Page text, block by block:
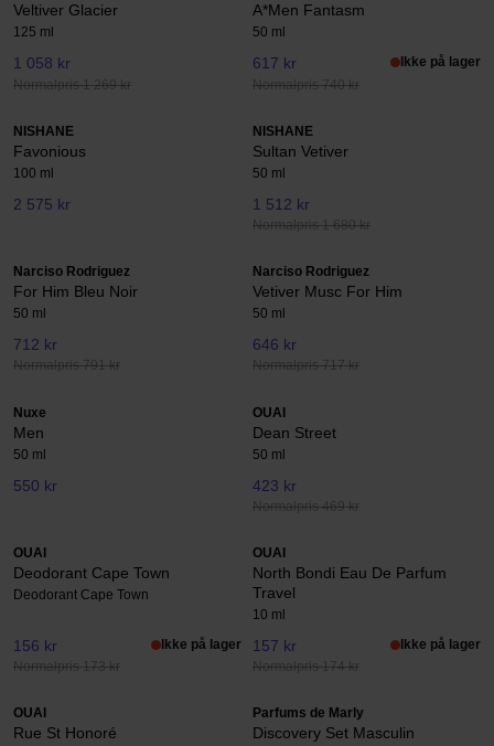
Veltiver Glacier
125 ml
1 058 kr
Normalpris 1 269 kr
A*Men Fantasm
50 ml
617 kr
Normalpris 740 kr
Ikke på lager
NISHANE
Favonious
100 ml
2 575 kr
NISHANE
Sultan Vetiver
50 ml
1 512 kr
Normalpris 1 680 kr
Narciso Rodriguez
For Him Bleu Noir
50 ml
712 kr
Normalpris 791 kr
Narciso Rodriguez
Vetiver Musc For Him
50 ml
646 kr
Normalpris 717 kr
Nuxe
Men
50 ml
550 kr
OUAI
Dean Street
50 ml
423 kr
Normalpris 469 kr
OUAI
Deodorant Cape Town
Deodorant Cape Town
156 kr
Normalpris 173 kr
Ikke på lager
OUAI
North Bondi Eau De Parfum
Travel
10 ml
157 kr
Normalpris 174 kr
Ikke på lager
OUAI
Rue St Honoré
Parfums de Marly
Discovery Set Masculin